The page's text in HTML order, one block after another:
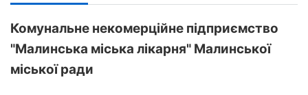
Комунальне некомерційне підприємство
"Малинська міська лікарня" Малинської
міської ради